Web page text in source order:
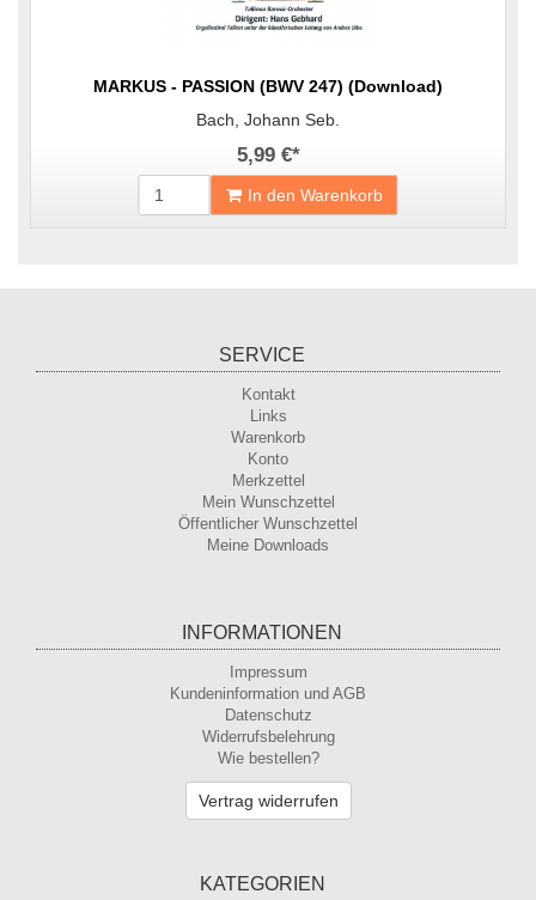
MARKUS - PASSION (BWV 247) (Download)
Bach, Johann Seb.
5,99 €*
In den Warenkorb
SERVICE
Kontakt
Links
Warenkorb
Konto
Merkzettel
Mein Wunschzettel
Öffentlicher Wunschzettel
Meine Downloads
INFORMATIONEN
Impressum
Kundeninformation und AGB
Datenschutz
Widerrufsbelehrung
Wie bestellen?
Vertrag widerrufen
KATEGORIEN